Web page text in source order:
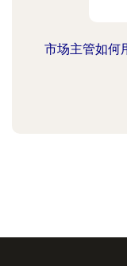
市场主管如何